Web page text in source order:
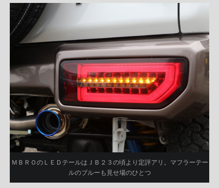
ＭＢＲＯのＬＥＤテールはＪＢ２３の頃より定評アリ。マフラーテー
ルのブルーも見せ場のひとつ